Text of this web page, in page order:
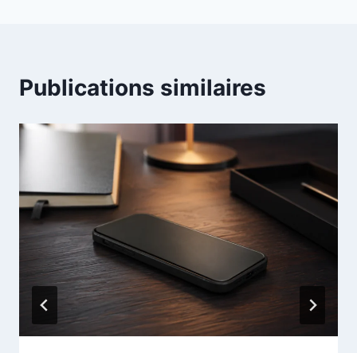
Publications similaires